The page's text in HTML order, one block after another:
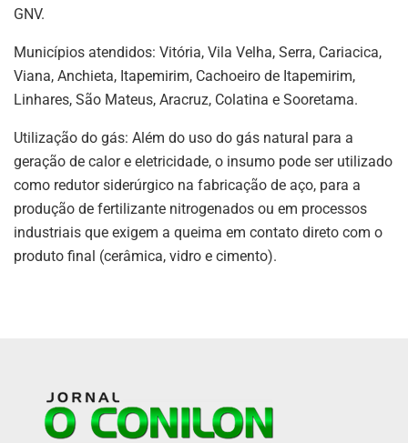
GNV.
Municípios atendidos: Vitória, Vila Velha, Serra, Cariacica,
Viana, Anchieta, Itapemirim, Cachoeiro de Itapemirim,
Linhares, São Mateus, Aracruz, Colatina e Sooretama.
Utilização do gás: Além do uso do gás natural para a
geração de calor e eletricidade, o insumo pode ser utilizado
como redutor siderúrgico na fabricação de aço, para a
produção de fertilizante nitrogenados ou em processos
industriais que exigem a queima em contato direto com o
produto final (cerâmica, vidro e cimento).